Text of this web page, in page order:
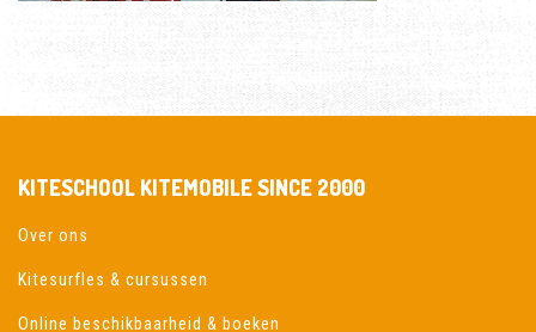
KITESCHOOL KITEMOBILE SINCE 2000
Over ons
Kitesurfles & cursussen
Online beschikbaarheid & boeken